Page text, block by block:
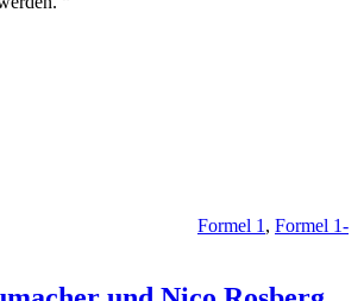
Formel 1 , Formel 1-